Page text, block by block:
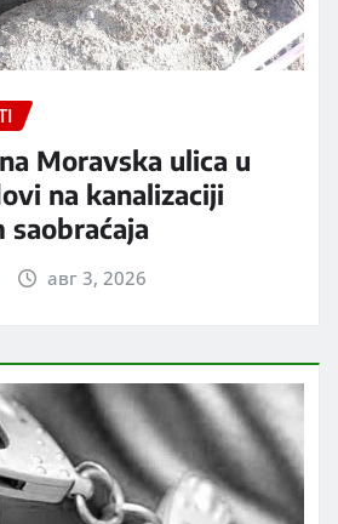
Moravska ulica u
na kanalizaciji
saobraćaja
авг 3, 2026